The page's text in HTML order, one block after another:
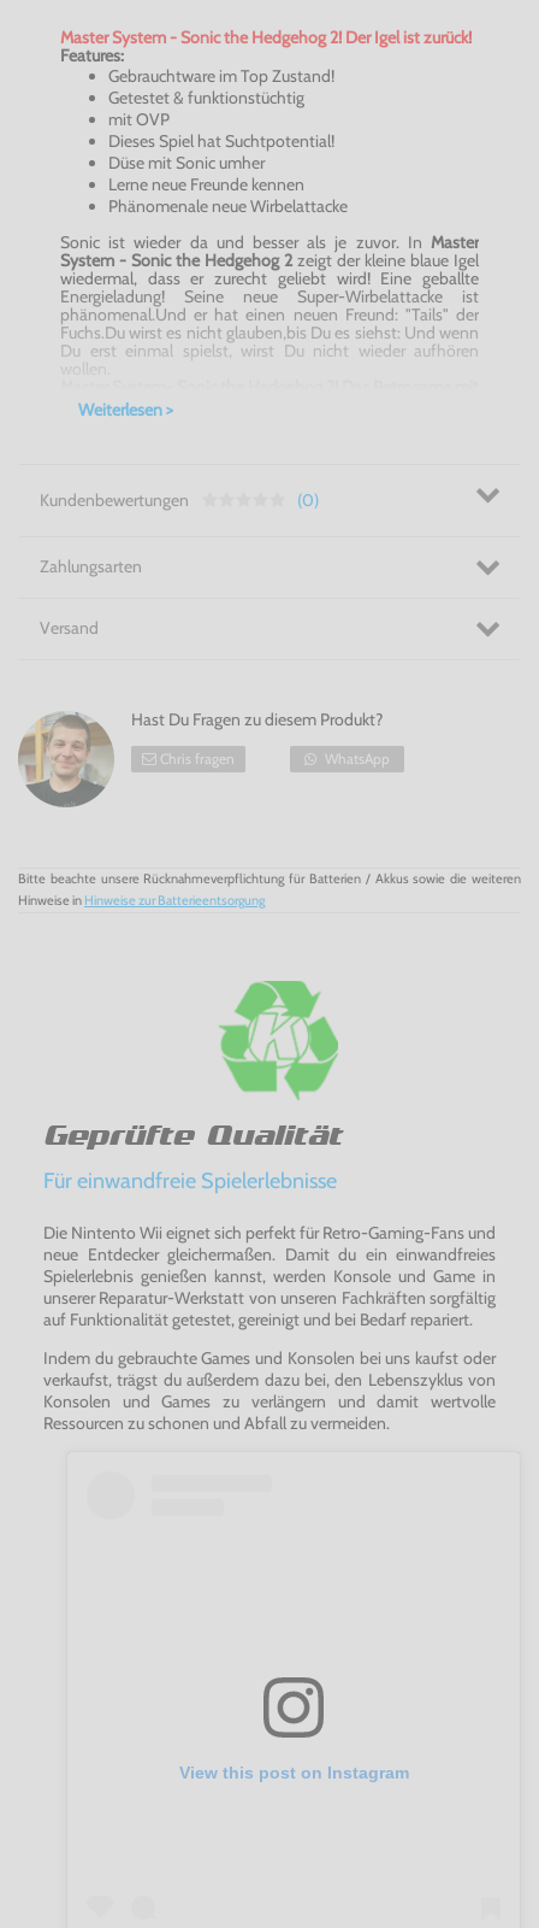
Master System - Sonic the Hedgehog 2! Der Igel ist zurück!
Features:
Gebrauchtware im Top Zustand!
Getestet & funktionstüchtig
mit OVP
Dieses Spiel hat Suchtpotential!
Düse mit Sonic umher
Lerne neue Freunde kennen
Phänomenale neue Wirbelattacke
Sonic ist wieder da und besser als je zuvor. In Master
System - Sonic the Hedgehog 2 zeigt der kleine blaue Igel
wiedermal, dass er zurecht geliebt wird! Eine geballte
Energieladung! Seine neue Super-Wirbelattacke ist
phänomenal.Und er hat einen neuen Freund: "Tails" der
Fuchs.Du wirst es nicht glauben,bis Du es siehst: Und wenn
Du erst einmal spielst, wirst Du nicht wieder aufhören
wollen.
Suchtfaktor!
Weiterlesen >
Kundenbewertungen (0)
Zahlungsarten
Versand
Hast Du Fragen zu diesem Produkt?
Chris fragen WhatsApp
Bitte beachte unsere Rücknahmeverpflichtung für Batterien / Akkus sowie die weiteren
Hinweise in Hinweise zur Batterieentsorgung
Geprüfte Qualität
Für einwandfreie Spielerlebnisse
Die Nintento Wii eignet sich perfekt für Retro-Gaming-Fans und
neue Entdecker gleichermaßen. Damit du ein einwandfreies
Spielerlebnis genießen kannst, werden Konsole und Game in
unserer Reparatur-Werkstatt von unseren Fachkräften sorgfältig
auf Funktionalität getestet, gereinigt und bei Bedarf repariert.
Indem du gebrauchte Games und Konsolen bei uns kaufst oder
verkaufst, trägst du außerdem dazu bei, den Lebenszyklus von
Konsolen und Games zu verlängern und damit wertvolle
Ressourcen zu schonen und Abfall zu vermeiden.
View this post on Instagram